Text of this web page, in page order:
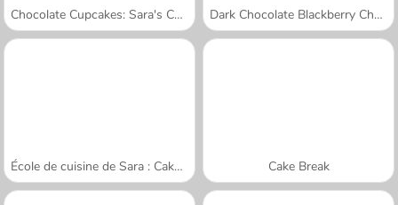
Chocolate Cupcakes: Sara's Cooking Class Dark Chocolate Blackberry Cheesecake: Sara's Cooking Class
École de cuisine de Sara : Cake renversé Cake Break